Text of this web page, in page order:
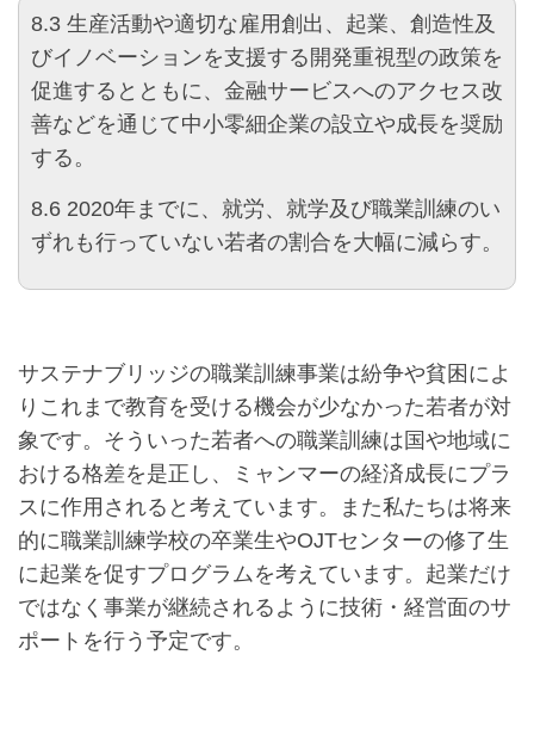
8.3 生産活動や適切な雇用創出、起業、創造性及
びイノベーションを支援する開発重視型の政策を
促進するとともに、金融サービスへのアクセス改
善などを通じて中小零細企業の設立や成長を奨励
する。
8.6 2020年までに、就労、就学及び職業訓練のい
ずれも行っていない若者の割合を大幅に減らす。
サステナブリッジの職業訓練事業は紛争や貧困によ
りこれまで教育を受ける機会が少なかった若者が対
象です。そういった若者への職業訓練は国や地域に
おける格差を是正し、ミャンマーの経済成長にプラ
スに作用されると考えています。また私たちは将来
的に職業訓練学校の卒業生やOJTセンターの修了生
に起業を促すプログラムを考えています。起業だけ
ではなく事業が継続されるように技術・経営面のサ
ポートを行う予定です。